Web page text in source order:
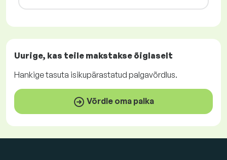
Uurige, kas teile makstakse õiglaselt
Hankigetasuta isikupärastatud palgavõrdlus.
Võrdle oma palka